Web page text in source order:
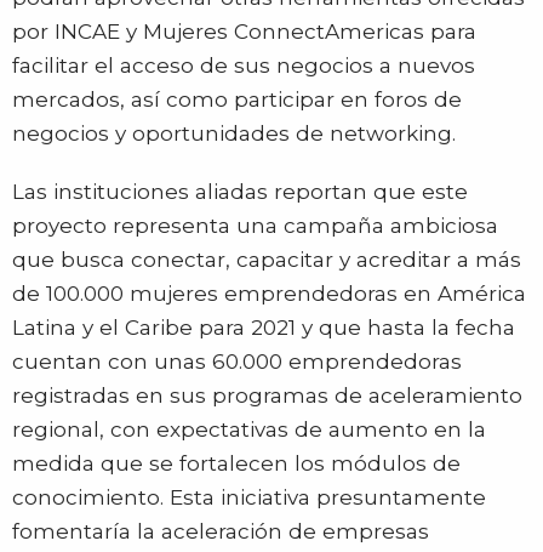
por INCAE y Mujeres ConnectAmericas para
facilitar el acceso de sus negocios a nuevos
mercados, así como participar en foros de
negocios y oportunidades de networking.
Las instituciones aliadas reportan que este
proyecto representa una campaña ambiciosa
que busca conectar, capacitar y acreditar a más
de 100.000 mujeres emprendedoras en América
Latina y el Caribe para 2021 y que hasta la fecha
cuentan con unas 60.000 emprendedoras
registradas en sus programas de aceleramiento
regional, con expectativas de aumento en la
medida que se fortalecen los módulos de
conocimiento. Esta iniciativa presuntamente
fomentaría la aceleración de empresas